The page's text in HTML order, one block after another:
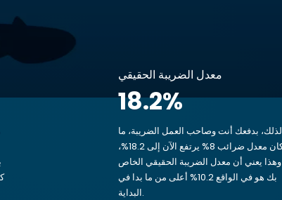
معدل الضريبة الحقيقي
18.2%
لذلك، بدفعك أنت وصاحب العمل الضريبة، ما
كان معدل ضرائب 8% يرتفع الآن إلى 18.2%،
وهذا يعني أن معدل الضريبة الحقيقي الخاص
بك هو في الواقع 10.2% أعلى من ما بدا في
البداية.